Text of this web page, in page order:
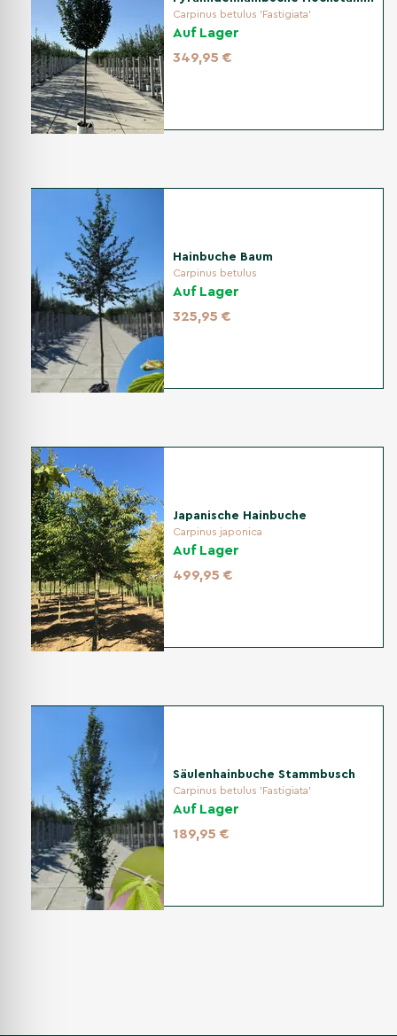
Hainbuche Baum
Ersatzbaum
Carpinus betulus 'Fastigiata'
Auf Lager
349,95 €
Hainbuche Baum
Carpinus betulus
Auf Lager
325,95 €
Japanische Hainbuche
Carpinus japonica
Auf Lager
499,95 €
Säulenhainbuche Stammbusch
Carpinus betulus 'Fastigiata'
Auf Lager
189,95 €